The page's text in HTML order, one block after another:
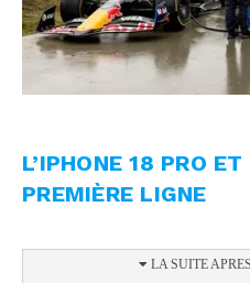
L’IPHONE 18 PRO
PREMIÈRE LIGNE